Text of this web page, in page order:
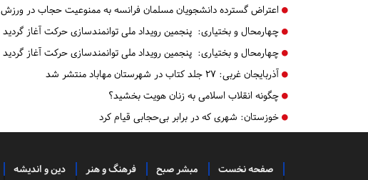
اعتراض گسترده دانشجویان مسلمان فرانسه به ممنوعیت حجاب در ورزش
چهارمحال و بختیاری: پنجمین رویداد ملی توانمندسازی حرکت آغاز گردید
چهارمحال و بختیاری: پنجمین رویداد ملی توانمندسازی حرکت آغاز گردید
آذربایجان غربی:
چگونه انقلاب اسلامی به زنان هویت بخشید؟
خوزستان: شهری که در برابر بی‌حجابی قیام کرد
صفحه نخست مبشر صبح فرهنگ و هنر دین و اندیشه